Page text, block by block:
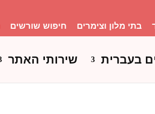
בתי מלון וצימרים חיפוש שורשים
בעברית שירותי האתר